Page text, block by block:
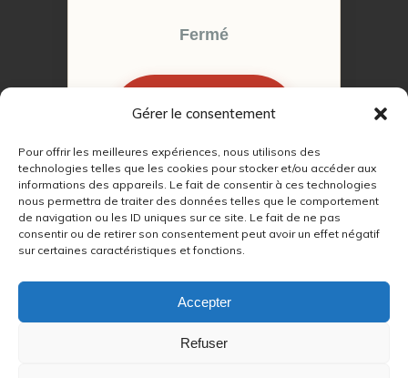
Gérer le consentement
Pour offrir les meilleures expériences, nous utilisons des
technologies telles que les cookies pour stocker et/ou accéder aux
informations des appareils. Le fait de consentir à ces technologies
nous permettra de traiter des données telles que le comportement
de navigation ou les ID uniques sur ce site. Le fait de ne pas
consentir ou de retirer son consentement peut avoir un effet négatif
sur certaines caractéristiques et fonctions.
Accepter
Refuser
Fermé
RENDEZ-VOUS
© 2022 – 2026Autour du Feu 77
RGPD